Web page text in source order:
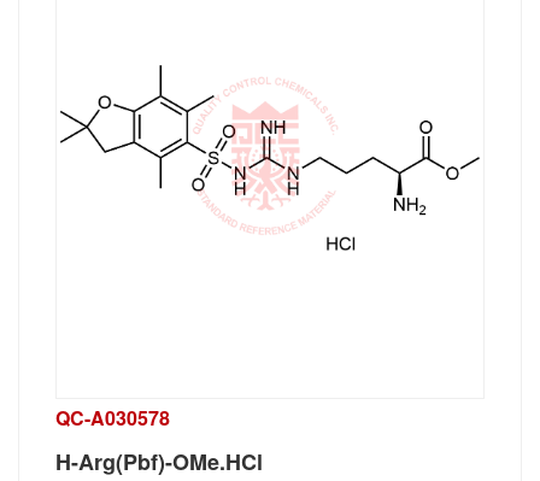
QC-A030578
H-Arg(Pbf)-OMe.HCl